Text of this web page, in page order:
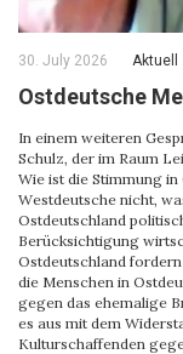
30. July 2026 Aktuell
Ostdeutsche
In einem weiteren
Schulz, der im Raum
Wie ist die Stimmung
Westdeutsche nicht,
Ostdeutschland
Berücksichtigung
Ostdeutschland
die Menschen in
gegen das ehemalige
es aus mit dem
Kulturschaffenden